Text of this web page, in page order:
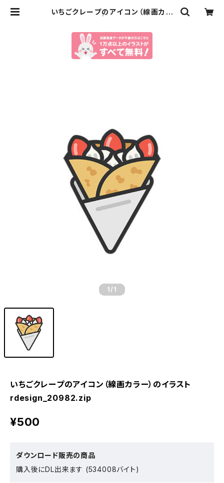
いちごクレープのアイコン（線画カラ
1 /1
いちごクレープのアイコン（線画カラー）のイラスト
rdesign_20982.zip
¥500
ダウンロード販売の商品
購入後にDL出来ます (534008バイト)